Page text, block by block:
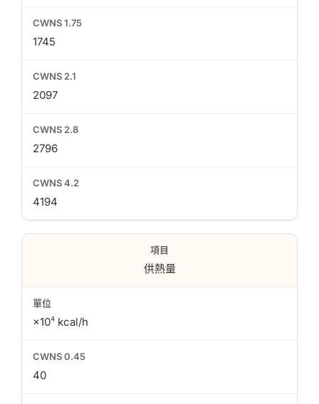
1745
2097
2796
4194
供熱量
×10⁴ kcal/h
40